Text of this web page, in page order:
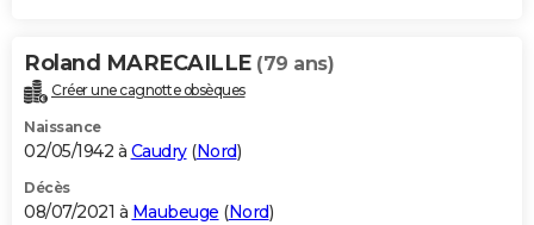
Roland MARECAILLE (79 ans)
Créer une cagnotte obsèques
Naissance
02/05/1942 à Caudry(Nord)
Décès
08/07/2021 à Maubeuge (Nord)